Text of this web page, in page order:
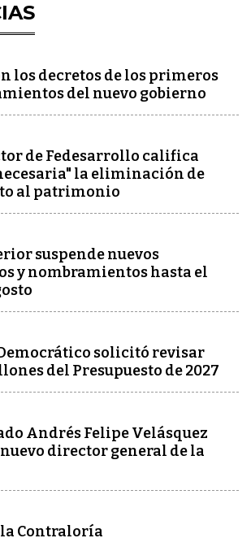
los decretos de los primeros
del nuevo gobierno
de Fedesarrollo califica
la eliminación de
al patrimonio
suspende nuevos
y nombramientos hasta el
solicitó revisar
del Presupuesto de 2027
Andrés Felipe Velásquez
director general de la
la Contraloría